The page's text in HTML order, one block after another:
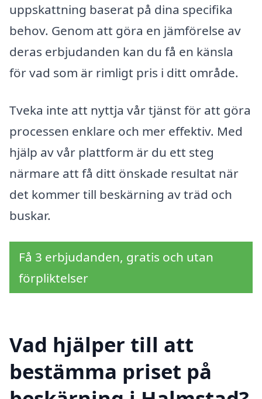
uppskattning baserat på dina specifika
behov. Genom att göra en jämförelse av
deras erbjudanden kan du få en känsla
för vad som är rimligt pris i ditt område.
Tveka inte att nyttja vår tjänst för att göra
processen enklare och mer effektiv. Med
hjälp av vår plattform är du ett steg
närmare att få ditt önskade resultat när
det kommer till beskärning av träd och
buskar.
Få 3 erbjudanden, gratis och utan
förpliktelser
Vad hjälper till att
bestämma priset på